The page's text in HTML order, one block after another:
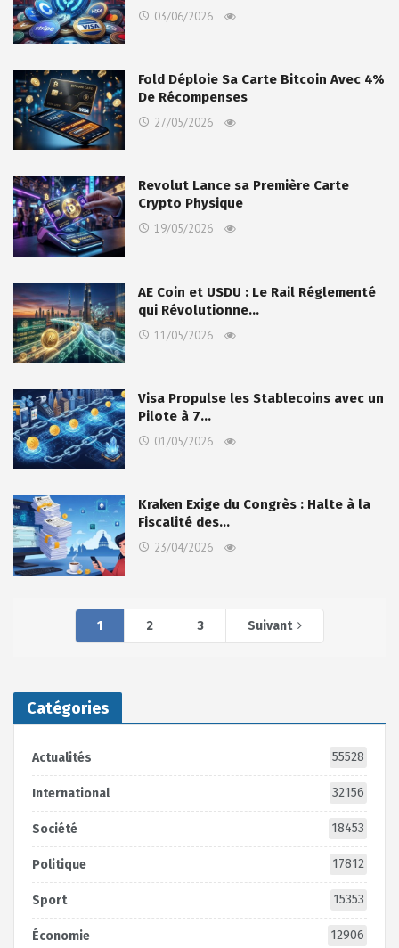
03/06/2026
Fold Déploie Sa Carte Bitcoin Avec 4%
De Récompenses
27/05/2026
Revolut Lance sa Première Carte
Crypto Physique
19/05/2026
AE Coin et USDU : Le Rail Réglementé
qui Révolutionne…
11/05/2026
Visa Propulse les Stablecoins avec un
Pilote à 7…
01/05/2026
Kraken Exige du Congrès : Halte à la
Fiscalité des…
23/04/2026
1 2 3 Suivant
Catégories
Actualités 55528
International 32156
Société 18453
Politique 17812
Sport 15353
Économie 12906